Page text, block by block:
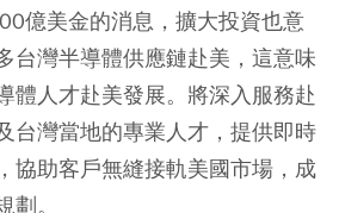
億美金的消息，擴大投資也意
台灣半導體供應鏈赴美，這意味
體人才赴美發展。將深入服務赴
台灣當地的專業人才，提供即時
協助客戶無縫接軌美國市場，成
。